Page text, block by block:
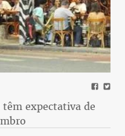
têm expectativa de